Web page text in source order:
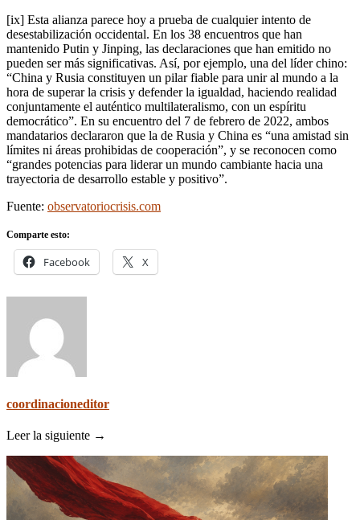
[ix] Esta alianza parece hoy a prueba de cualquier intento de
desestabilización occidental. En los 38 encuentros que han
mantenido Putin y Jinping, las declaraciones que han emitido no
pueden ser más significativas. Así, por ejemplo, una del líder chino:
“China y Rusia constituyen un pilar fiable para unir al mundo a la
hora de superar la crisis y defender la igualdad, haciendo realidad
conjuntamente el auténtico multilateralismo, con un espíritu
democrático”. En su encuentro del 7 de febrero de 2022, ambos
mandatarios declararon que la de Rusia y China es “una amistad sin
límites ni áreas prohibidas de cooperación”, y se reconocen como
“grandes potencias para liderar un mundo cambiante hacia una
trayectoria de desarrollo estable y positivo”.
Fuente: observatoriocrisis.com
Comparte esto:
Facebook X
coordinacioneditor
Leer la siguiente →